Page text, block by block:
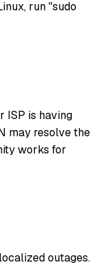
run "sudo
ISP is having
may resolve the
works for
outages.